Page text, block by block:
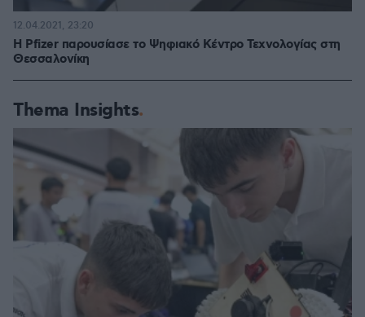
H Pfizer παρουσίασε το Ψηφιακό Κέντρο Τεχνολογίας στη
Θεσσαλονίκη
12.04.2021, 23:20
Thema Insights